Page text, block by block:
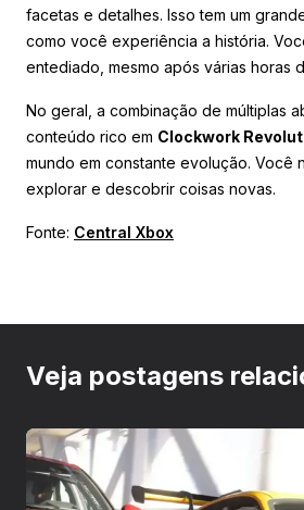
facetas e detalhes. Isso tem um
como você experiência a história.
entediado, mesmo após várias horas
No geral, a combinação de múltiplas
conteúdo rico em Clockwork
mundo em constante evolução. Você
explorar e descobrir coisas novas.
Fonte: Central Xbox
Veja postagens